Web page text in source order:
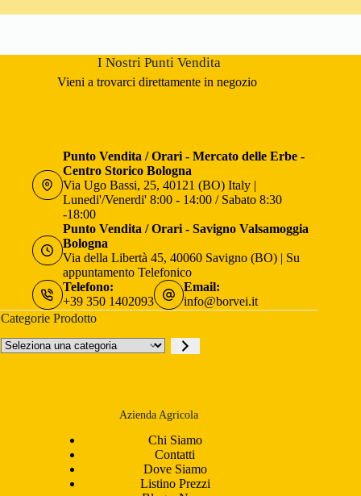
I Nostri Punti Vendita
Vieni a trovarci direttamente in negozio
Punto Vendita / Orari - Mercato delle Erbe -
Centro Storico Bologna
Via Ugo Bassi, 25, 40121 (BO) Italy |
Lunedi'/Venerdi' 8:00 - 14:00 / Sabato 8:30
-18:00
Punto Vendita / Orari - Savigno Valsamoggia
Bologna
Via della Libertà 45, 40060 Savigno (BO) | Su
appuntamento Telefonico
Telefono:
+39 350 1402093
Email:
info@borvei.it
Categorie Prodotto
Seleziona
una
Azienda Agricola
Chi Siamo
Contatti
Dove Siamo
Listino Prezzi